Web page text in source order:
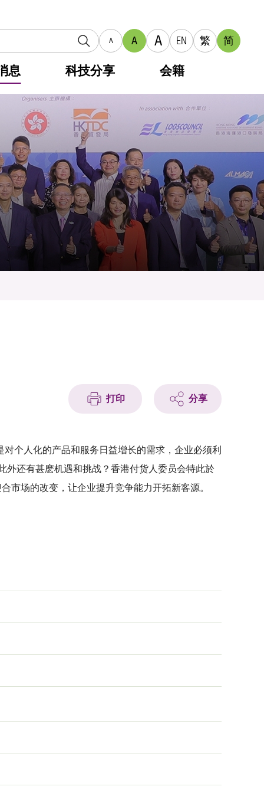
A A A EN 繁 简
息 科技分享 会籍
打印 分享
个人化的产品和服务日益增长的需求，企业必须利
外还有甚麽机遇和挑战？香港付货人委员会特此於
市场的改变，让企业提升竞争能力开拓新客源。